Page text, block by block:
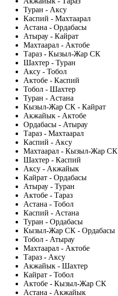
Туран - Аксу
Каспий - Махтаарал
Астана - Ордабасы
Атырау - Кайрат
Махтаарал - Актобе
Тараз - Кызыл-Жар СК
Шахтер - Туран
Аксу - Тобол
Актобе - Каспий
Тобол - Шахтер
Туран - Астана
Кызыл-Жар СК - Кайрат
Акжайык - Актобе
Ордабасы - Атырау
Тараз - Махтаарал
Каспий - Аксу
Махтаарал - Кызыл-Жар СК
Шахтер - Каспий
Аксу - Акжайык
Кайрат - Ордабасы
Атырау - Туран
Актобе - Тараз
Астана - Тобол
Каспий - Астана
Туран - Ордабасы
Кызыл-Жар СК - Ордабасы
Тобол - Атырау
Махтаарал - Актобе
Тараз - Аксу
Акжайык - Шахтер
Кайрат - Тобол
Актобе - Кызыл-Жар СК
Астана - Акжайык